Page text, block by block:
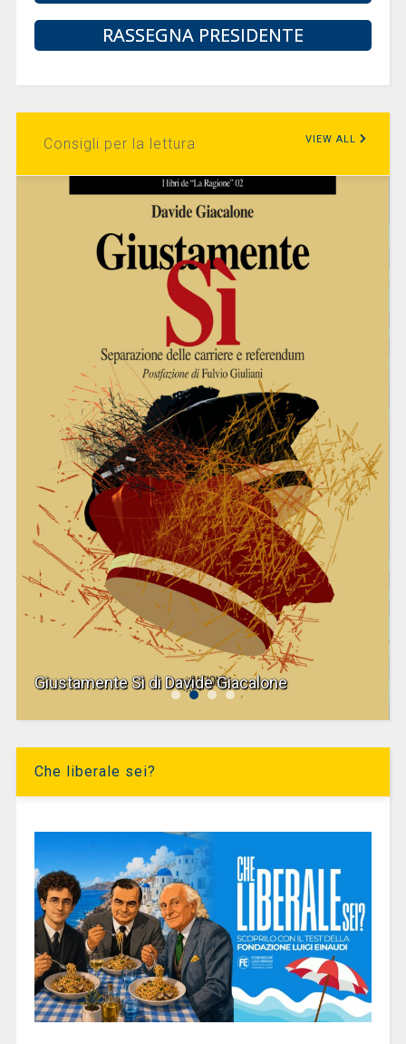
RASSEGNA PRESIDENTE
Consigli per la lettura VIEW ALL
Giustamente Sì di Davide Giacalone
Che liberale sei?